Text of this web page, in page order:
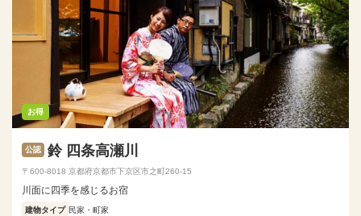
公認 鈴 四条高瀬川
〒600-8018 京都府京都市下京区市之町260-15
川面に四季を感じるお宿
建物タイプ 民家・町家
お得